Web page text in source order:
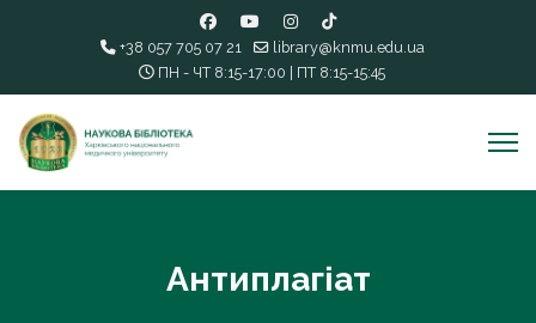
+38 057 705 07 21
library@knmu.edu.ua
ПН - ЧТ 8:15-17:00 | ПТ 8:15-15:45
Антиплагіат